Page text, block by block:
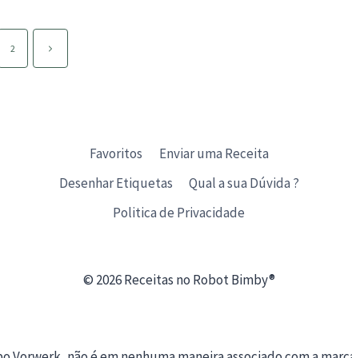
2
Página
seguinte
Favoritos
Enviar uma Receita
Desenhar Etiquetas
Qual a sua Dúvida ?
Politica de Privacidade
© 2026 Receitas no Robot Bimby®